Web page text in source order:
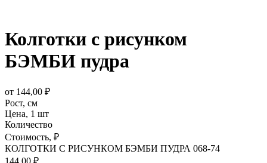
Колготки с рисунком
БЭМБИ пудра
от 144,00 ₽
Рост, см
Цена, 1 шт
Количество
Стоимость, ₽
КОЛГОТКИ С РИСУНКОМ БЭМБИ ПУДРА 068-74